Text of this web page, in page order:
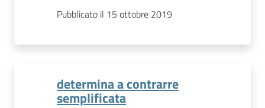
Pubblicato il 15 ottobre 2019
determina a contrarre
semplificata